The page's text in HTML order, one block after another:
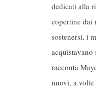
dedicati alla
copertine dai
sostenersi, i
acquistavano
racconta
nuovi, a